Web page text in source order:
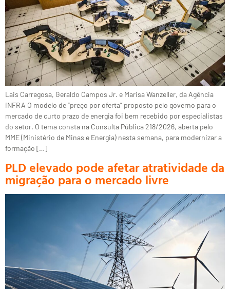
Lais Carregosa, Geraldo Campos Jr. e Marisa Wanzeller, da Agência
iNFRA O modelo de “preço por oferta” proposto pelo governo para o
mercado de curto prazo de energia foi bem recebido por especialistas
do setor. O tema consta na Consulta Pública 218/2026, aberta pelo
MME (Ministério de Minas e Energia) nesta semana, para modernizar a
formação […]
PLD elevado pode afetar atratividade da
migração para o mercado livre